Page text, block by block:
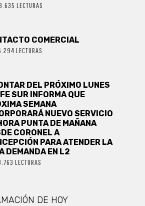
LECTURAS
COMERCIAL
LECTURAS
DEL PRÓXIMO LUNES
SUR INFORMA QUE
SEMANA
NUEVO SERVICIO
PUNTA DE MAÑANA
CORONEL A
PARA ATENDER LA
DEMANDA EN L2
LECTURAS
DE HOY